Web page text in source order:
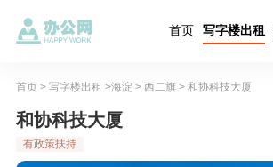
首页 写字楼出租
首页> 写字楼出租 >海淀 > 西二旗> 和协科技大厦
和协科技大厦
有政策扶持